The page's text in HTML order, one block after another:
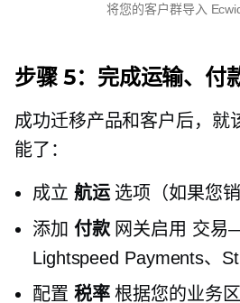
将您的客户群导入
步骤 5：完成运输、付
成功迁移产品和客户后，就
能了：
成立 航运选项（如果您销
添加 付款网关启用 交易
Lightspeed Payments、
配置 税率根据您的业务区